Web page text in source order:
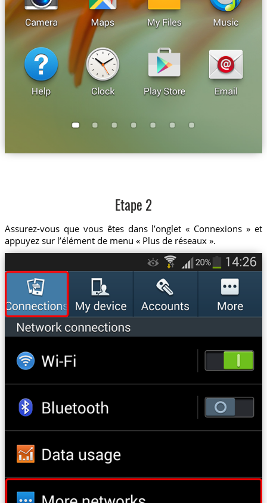
Etape 2
Assurez-vous que vous êtes dans l’onglet « Connexions » et
appuyez sur l’élément de menu « Plus de réseaux ».